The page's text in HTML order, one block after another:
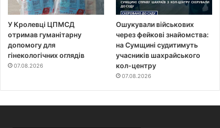
У Кролевці ЦПМСД
отримав гуманітарну
допомогу для
гінекологічних оглядів
07.08.2026
Ошукували військових
через фейкові знайомства:
на Сумщині судитимуть
учасників шахрайського
кол-центру
07.08.2026